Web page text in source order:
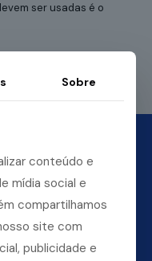
ser usadas é o
Sobre
conteúdo e
mídia social e
compartilhamos
site com
publicidade e